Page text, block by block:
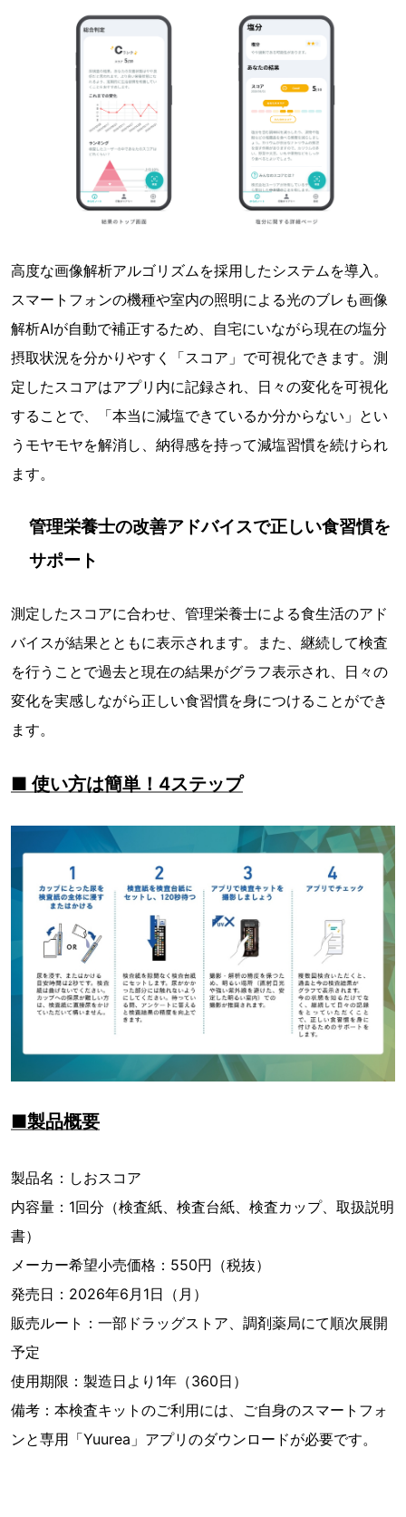
高度な画像解析アルゴリズムを採用したシステムを導入。
スマートフォンの機種や室内の照明による光のブレも画像
解析AIが自動で補正するため、自宅にいながら現在の塩分
摂取状況を分かりやすく「スコア」で可視化できます。測
定したスコアはアプリ内に記録され、日々の変化を可視化
することで、「本当に減塩できているか分からない」とい
うモヤモヤを解消し、納得感を持って減塩習慣を続けられ
ます。
管理栄養士の改善アドバイスで正しい食習慣を
サポート
測定したスコアに合わせ、管理栄養士による食生活のアド
バイスが結果とともに表示されます。また、継続して検査
を行うことで過去と現在の結果がグラフ表示され、日々の
変化を実感しながら正しい食習慣を身につけることができ
ます。
■ 使い方は簡単！4ステップ
■製品概要
製品名：しおスコア
内容量：1回分（検査紙、検査台紙、検査カップ、取扱説明
書）
メーカー希望小売価格：550円（税抜）
発売日：2026年6月1日（月）
販売ルート：一部ドラッグストア、調剤薬局にて順次展開
予定
使用期限：製造日より1年（360日）
備考：本検査キットのご利用には、ご自身のスマートフォ
ンと専用「Yuurea」アプリのダウンロードが必要です。